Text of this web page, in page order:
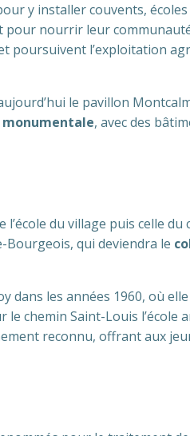
y installer couvents,
pour nourrir leur
poursuivent l’exploitation
le pavillon
, avec des
du village puis celle du
Bourgeois, qui deviendra le
dans les années 1960, où
chemin Saint-Louis l’école
reconnu, offrant aux